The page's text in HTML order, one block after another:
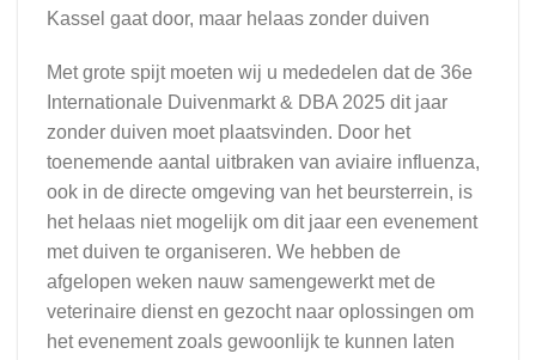
Kassel gaat door, maar helaas zonder duiven
Met grote spijt moeten wij u mededelen dat de 36e
Internationale Duivenmarkt & DBA 2025 dit jaar
zonder duiven moet plaatsvinden. Door het
toenemende aantal uitbraken van aviaire influenza,
ook in de directe omgeving van het beursterrein, is
het helaas niet mogelijk om dit jaar een evenement
met duiven te organiseren. We hebben de
afgelopen weken nauw samengewerkt met de
veterinaire dienst en gezocht naar oplossingen om
het evenement zoals gewoonlijk te kunnen laten